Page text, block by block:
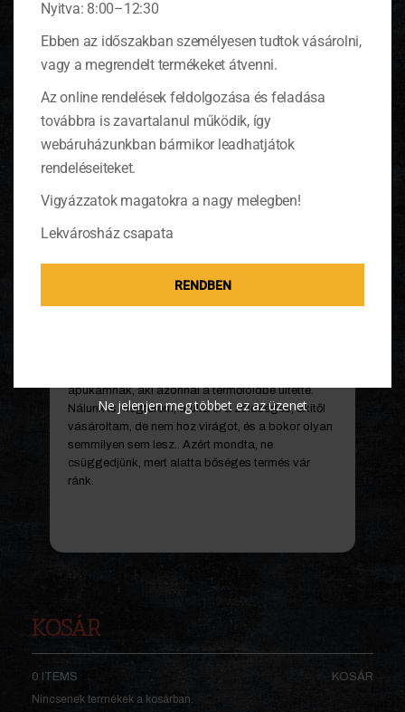
Nekifogtam, természetesen először meg kell
lila színe szépen befogja a kezünket, és utána
semmivel sem lehet levakarni. Megfőztem,
apukámnak, aki azonnal a termőföldbe ültette.
Nálunk is megterem, árulta el a zöldséges, akitől
vásároltam, de nem hoz virágot, és a bokor olyan
semmilyen sem lesz.. Azért mondta, ne
csüggedjünk, mert alatta bőséges termés vár
ránk.
KOSÁR
0 ITEMS
KOSÁR
Nincsenek termékek a kosárban.
Nyitva: 8:00–12:30
Ebben az időszakban személyesen tudtok vásárolni,
vagy a megrendelt termékeket átvenni.
Az online rendelések feldolgozása és feladása
továbbra is zavartalanul működik, így
webáruházunkban bármikor leadhatjátok
rendeléseiteket.
Vigyázzatok magatokra a nagy melegben!
Lekvárosház csapata
RENDBEN
Ne jelenjen meg többet ez az üzenet